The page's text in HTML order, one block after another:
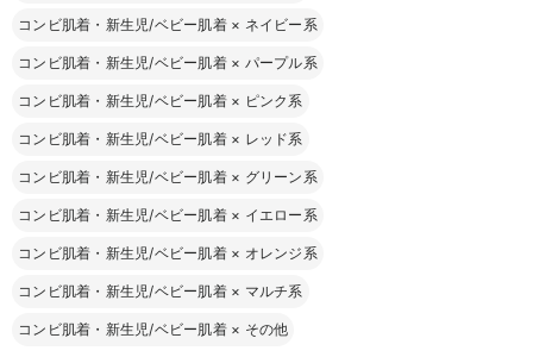
コンビ肌着・新生児/ベビー肌着 × ネイビー系
コンビ肌着・新生児/ベビー肌着 × パープル系
コンビ肌着・新生児/ベビー肌着 × ピンク系
コンビ肌着・新生児/ベビー肌着 × レッド系
コンビ肌着・新生児/ベビー肌着 × グリーン系
コンビ肌着・新生児/ベビー肌着 × イエロー系
コンビ肌着・新生児/ベビー肌着 × オレンジ系
コンビ肌着・新生児/ベビー肌着 × マルチ系
コンビ肌着・新生児/ベビー肌着 × その他